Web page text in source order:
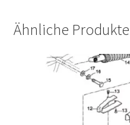
Ähnliche Produkte